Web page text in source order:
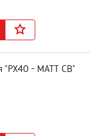
- MATT CB"